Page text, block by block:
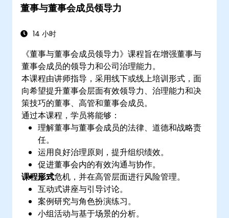
董事与董事会成员领导力
14 小时
《董事与董事会成员领导力》课程旨在增强董事与
董事会成员的领导力和公司治理能力。
本课程由讲师指导，采用线下或线上培训形式，面
向希望提升董事会层面有效领导力、治理能力和决
策技巧的董事、高管和董事会成员。
通过本课程，学员将能够：
理解董事与董事会成员的法律、道德和战略责
任。
运用良好治理原则，提升组织绩效。
促进董事会内的有效沟通与协作。
应对危机，并在高管层面进行风险管理。
课程形式
互动式讲座与引导讨论。
案例研究与角色扮演练习。
小组活动与基于场景的分析。